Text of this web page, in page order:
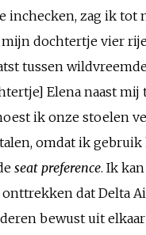
inchecken, zag ik tot
dochtertje vier
tussen
Elena naast mij
ik onze stoelen
omdat ik gebruik
seat preference. Ik
dat Delta
bewust uit